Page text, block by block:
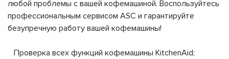
любой проблемы с вашей кофемашиной. Воспользуйтесь
профессиональным сервисом ASC и гарантируйте
безупречную работу вашей кофемашины!
Проверка всех функций кофемашины KitchenAid;